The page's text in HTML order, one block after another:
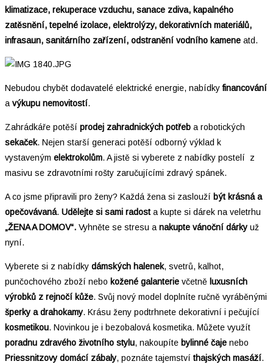
klimatizace, rekuperace vzduchu, sanace zdiva, kapalného
zatěsnění, tepelné izolace, elektrolýzy, dekorativních materiálů,
infrasaun, sanitárního zařízení, odstranění vodního kamene atd.
Nebudou chybět dodavatelé elektrické energie, nabídkyfinancování
avýkupu nemovitostí.
Zahrádkáře potěší prodej zahradnických potřeb a robotických
sekaček. Nejen starší generaci potěší odborný výklad k
vystaveným elektrokolům. A jistě si vyberete z nabídky postelí z
masivu se zdravotními rošty zaručujícími zdravý spánek.
A co jsme připravili pro ženy? Každá žena si zaslouží být krásná a
opečovávaná. Udělejte si sami radost a kupte si dárek na veletrhu
„ŽENA A DOMOV“. Vyhněte se stresu anakupte vánoční dárky už
nyní.
Vyberete si z nabídky dámských halenek, svetrů, kalhot,
punčochového zboží nebo kožené galanterie včetně luxusních
výrobků z rejnočí kůže. Svůj nový model doplníte ručně vyráběnými
šperky a drahokamy. Krásu ženy podtrhnete dekorativní i pečující
kosmetikou. Novinkou je i bezobalová kosmetika. Můžete využít
poradnu zdravého životního stylu, nakoupíte bylinné čaje nebo
Priessnitzovy domácí zábaly, poznáte tajemství thajských masáží.